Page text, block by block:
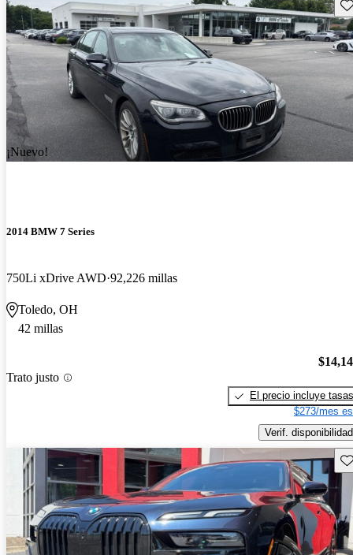
¡Nuevo!
2014 BMW 7 Series
750Li xDrive AWD 92,226 millas
Toledo, OH
42 millas
Trato justo
El precio incluye tasas
$273/mes
Verif. disponibilidad